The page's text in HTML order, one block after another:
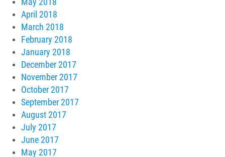
May 2018
April 2018
March 2018
February 2018
January 2018
December 2017
November 2017
October 2017
September 2017
August 2017
July 2017
June 2017
May 2017